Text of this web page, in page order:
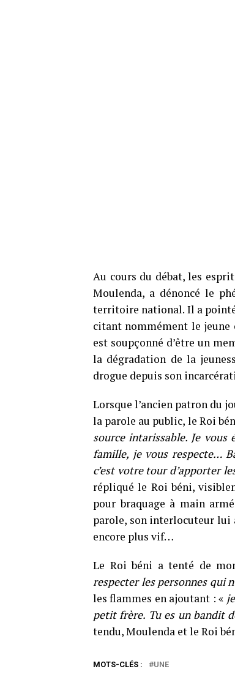
Au cours du débat, les
Moulenda, a dénoncé le
territoire national. Il a
citant nommément le jeune
est soupçonné d’être un
la dégradation de la
drogue depuis son
Lorsque l’ancien patron du
la parole au public, le Roi
source intarissable. Je vous
famille, je vous respecte…
c’est votre tour d’apporter
répliqué le Roi béni,
pour braquage à main
parole, son interlocuteur lui
encore plus vif…
Le Roi béni a tenté de
respecter les personnes qui
les flammes en ajoutant : «
petit frère. Tu es un bandit
tendu, Moulenda et le Roi
MOTS-CLÉS : UNE